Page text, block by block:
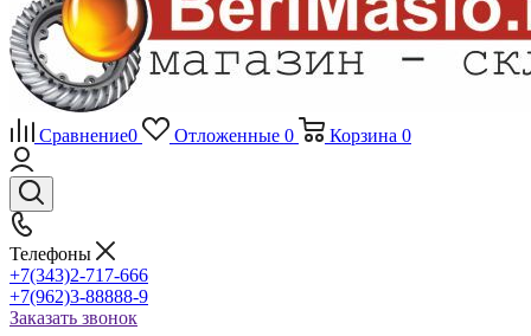
Сравнение0 Отложенные 0 Корзина 0
Телефоны
+7(343)2-717-666
+7(962)3-88888-9
Заказать звонок